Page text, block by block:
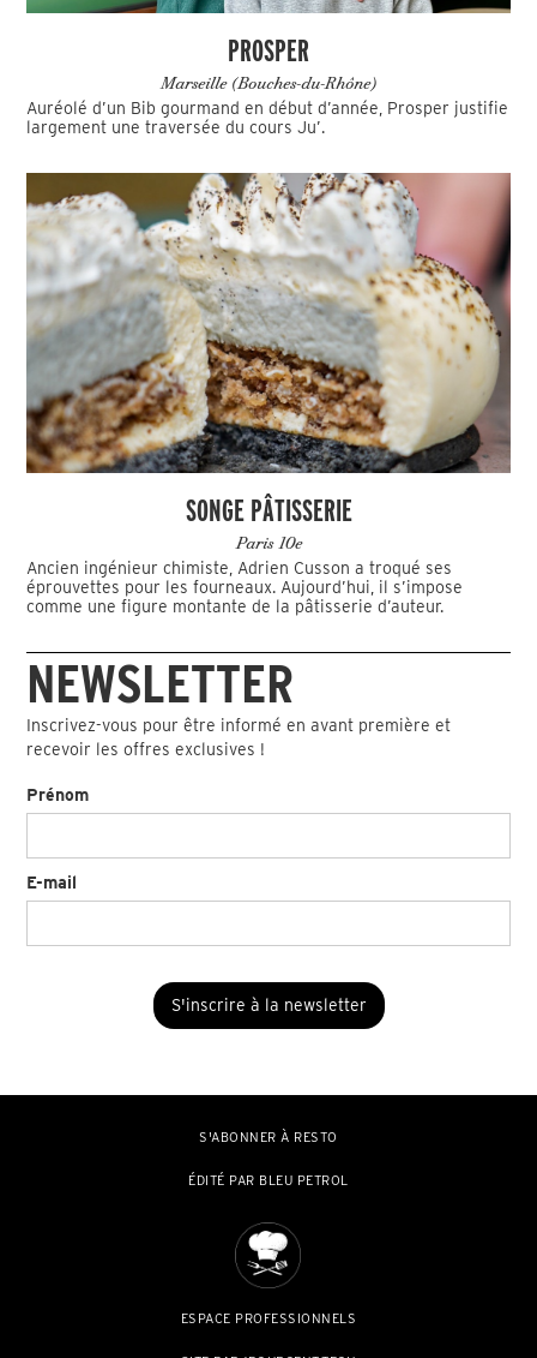
PROSPER
Marseille (Bouches-du-Rhône)
Auréolé d’un Bib gourmand en début d’année, Prosper justifie
largement une traversée du cours Ju’.
SONGE PÂTISSERIE
Paris 10e
Ancien ingénieur chimiste, Adrien Cusson a troqué ses
éprouvettes pour les fourneaux. Aujourd’hui, il s’impose
comme une figure montante de la pâtisserie d’auteur.
NEWSLETTER
Inscrivez-vous pour être informé en avant première et
recevoir les offres exclusives !
Prénom
E-mail
S'ABONNER À RESTO
ÉDITÉ PAR BLEU PETROL
ESPACE PROFESSIONNELS